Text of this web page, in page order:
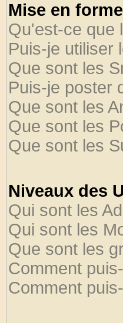
Mise en
Qu'est-ce que
Puis-je utiliser
Que sont les
Puis-je poster
Que sont les
Que sont les
Que sont les
Niveaux des
Qui sont les
Qui sont les
Que sont les
Comment
Comment